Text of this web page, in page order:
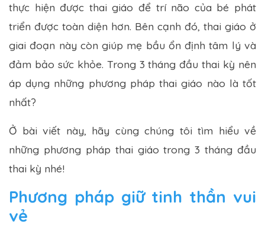
thực hiện được thai giáo để trí não của bé phát
triển được toàn diện hơn. Bên cạnh đó, thai giáo ở
giai đoạn này còn giúp mẹ bầu ổn định tâm lý và
đảm bảo sức khỏe. Trong 3 tháng đầu thai kỳ nên
áp dụng những phương pháp thai giáo nào là tốt
nhất?
Ở bài viết này, hãy cùng chúng tôi tìm hiểu về
những phương pháp thai giáo trong 3 tháng đầu
thai kỳ nhé!
Phương pháp giữ tinh thần vui
vẻ